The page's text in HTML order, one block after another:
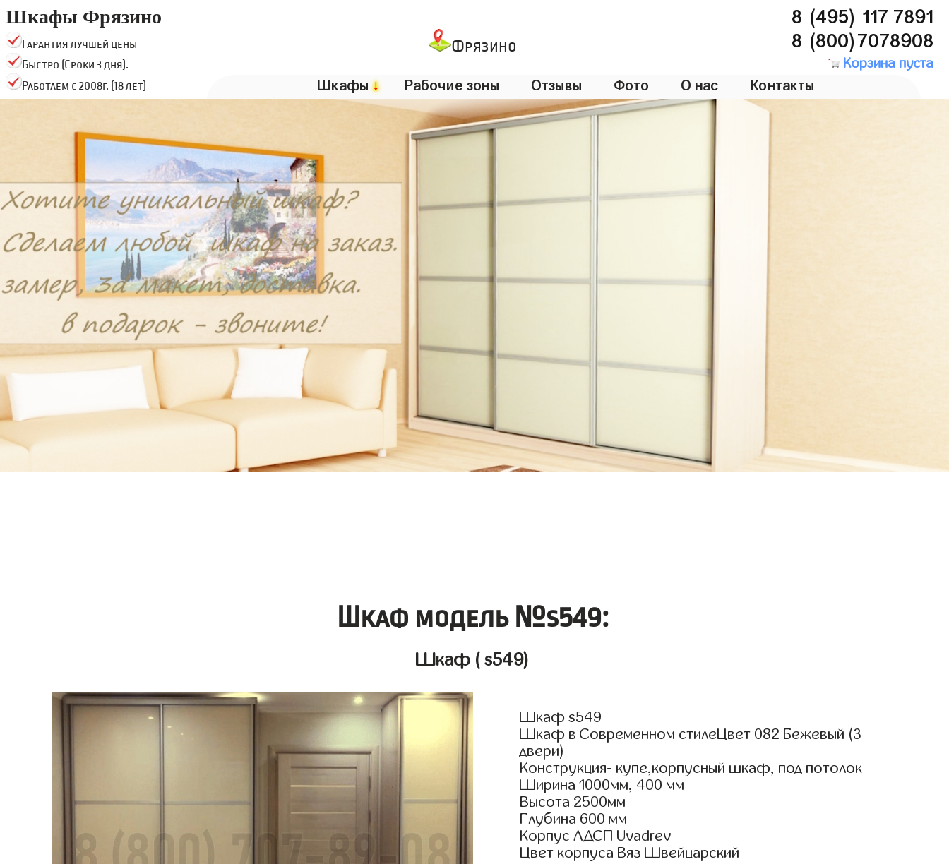
Шкафы Фрязино
Гарантия лучшей цены
Быстро (Сроки 3 дня).
Работаем с 2008г. (18 лет)
Фрязино
8 (495) 117 7891
8 (800)7078908
Корзина пуста
Шкафы↓ Рабочие зоны Отзывы Фото О нас Контакты
Шкаф модель №s549:
Шкаф ( s549)
Шкаф s549
Шкаф в Современном стилеЦвет 082 Бежевый (3
двери)
Конструкция- купе,корпусный шкаф, под потолок
Ширина 1000мм, 400 мм
Высота 2500мм
Глубина 600 мм
Корпус ЛДСП Uvadrev
Цвет корпуса Вяз Швейцарский